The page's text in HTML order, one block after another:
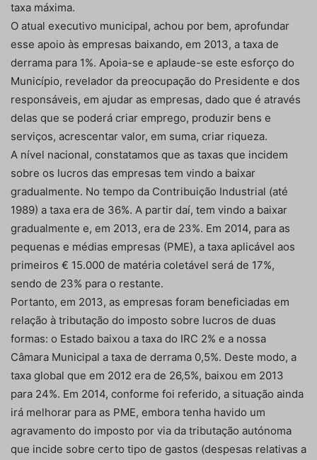
taxa máxima.
O atual executivo municipal, achou por bem, aprofundar
esse apoio às empresas baixando, em 2013, a taxa de
derrama para 1%. Apoia-se e aplaude-se este esforço do
Município, revelador da preocupação do Presidente e dos
responsáveis, em ajudar as empresas, dado que é através
delas que se poderá criar emprego, produzir bens e
serviços, acrescentar valor, em suma, criar riqueza.
A nível nacional, constatamos que as taxas que incidem
sobre os lucros das empresas tem vindo a baixar
gradualmente. No tempo da Contribuição Industrial (até
1989) a taxa era de 36%. A partir daí, tem vindo a baixar
gradualmente e, em 2013, era de 23%. Em 2014, para as
pequenas e médias empresas (PME), a taxa aplicável aos
primeiros € 15.000 de matéria coletável será de 17%,
sendo de 23% para o restante.
Portanto, em 2013, as empresas foram beneficiadas em
relação à tributação do imposto sobre lucros de duas
formas: o Estado baixou a taxa do IRC 2% e a nossa
Câmara Municipal a taxa de derrama 0,5%. Deste modo, a
taxa global que em 2012 era de 26,5%, baixou em 2013
para 24%. Em 2014, conforme foi referido, a situação ainda
irá melhorar para as PME, embora tenha havido um
agravamento do imposto por via da tributação autónoma
que incide sobre certo tipo de gastos (despesas relativas a